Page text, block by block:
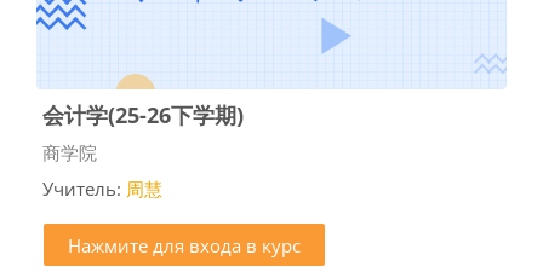
会计学(25-26下学期)
Категория курса
商学院
Учитель: 周慧
Нажмите для входа в курс